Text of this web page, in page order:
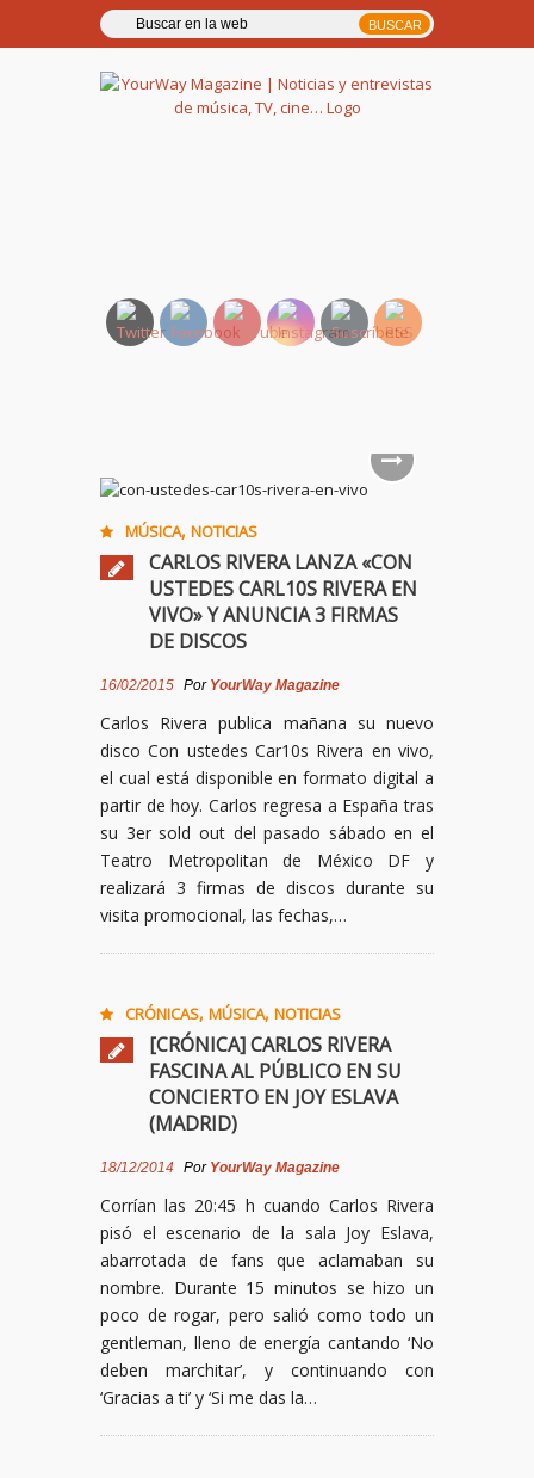
MÚSICA, NOTICIAS
CARLOS RIVERA LANZA «CON
USTEDES CARL10S RIVERA EN
VIVO» Y ANUNCIA 3 FIRMAS
DE DISCOS
16/02/2015 Por YourWay Magazine
Carlos Rivera publica mañana su nuevo
disco Con ustedes Car10s Rivera en vivo,
el cual está disponible en formato digital a
partir de hoy. Carlos regresa a España tras
su 3er sold out del pasado sábado en el
Teatro Metropolitan de México DF y
realizará 3 firmas de discos durante su
visita promocional, las fechas,…
CRÓNICAS, MÚSICA, NOTICIAS
[CRÓNICA] CARLOS RIVERA
FASCINA AL PÚBLICO EN SU
CONCIERTO EN JOY ESLAVA
(MADRID)
18/12/2014 Por YourWay Magazine
Corrían las 20:45 h cuando Carlos Rivera
pisó el escenario de la sala Joy Eslava,
abarrotada de fans que aclamaban su
nombre. Durante 15 minutos se hizo un
poco de rogar, pero salió como todo un
gentleman, lleno de energía cantando ‘No
deben marchitar’, y continuando con
‘Gracias a ti’ y ‘Si me das la…